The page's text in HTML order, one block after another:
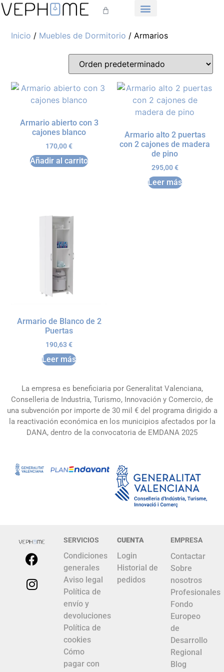
Inicio / Muebles de Dormitorio / Armarios
Armario abierto con 3
cajones blanco
170,00€
Añadir al carrito
Armario alto 2 puertas
con 2 cajones de madera
de pino
295,00€
Leer más
Armario de Blanco de 2
Puertas
190,63€
Leer más
La empresa es beneficiaria por Generalitat Valenciana,
Conselleria de Industria, Turismo, Innovación y Comercio, de
una subvención por importe de 30 mil € del programa dirigido a
la reactivación económica en los municipios afectados por la
DANA, dentro de la convocatoria de EMDANA 2025
SERVICIOS
Condiciones
generales
Aviso legal
Política de
envío y
devoluciones
Política de
cookies
Cómo
pagar con
CUENTA
Login
Historial de
pedidos
EMPRESA
Contactar
Sobre
nosotros
Profesionales
Fondo
Europeo
de
Desarrollo
Regional
Blog